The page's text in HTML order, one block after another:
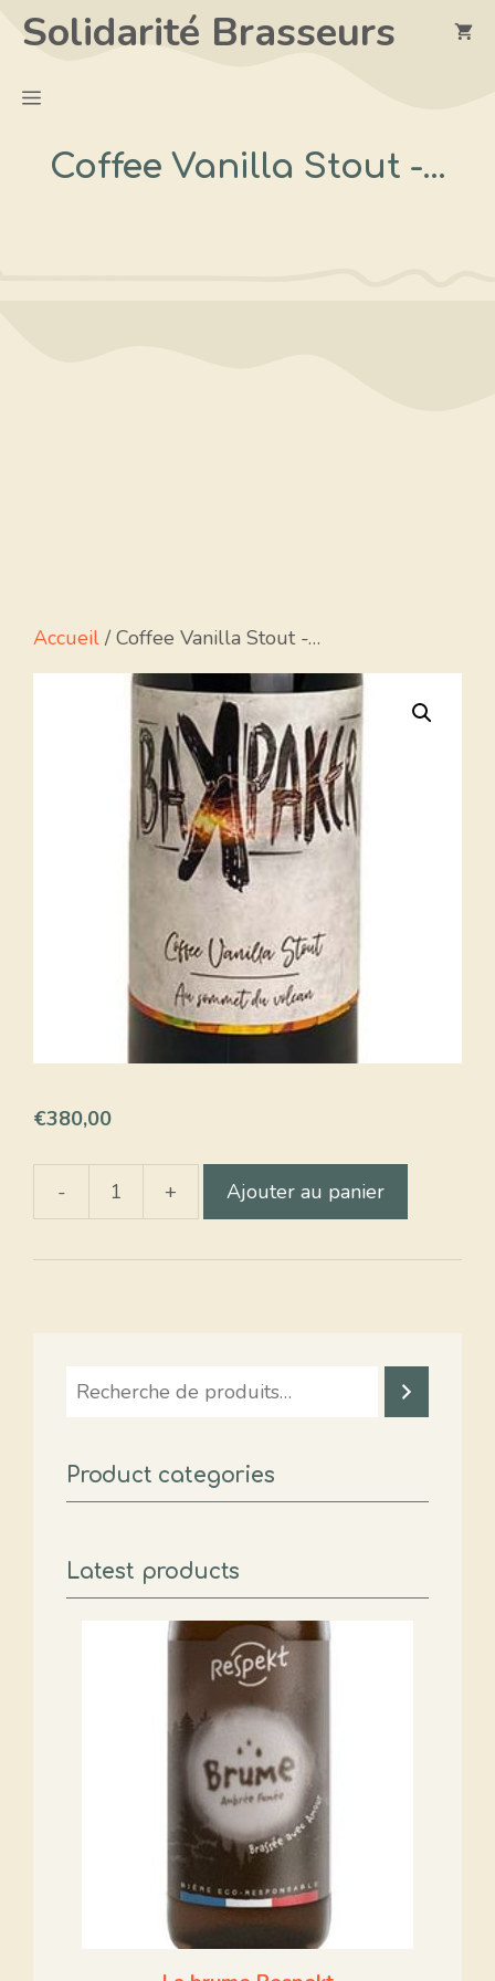
AllerSolidarité Brasseurs
Menu
Coffee Vanilla Stout -…
Accueil / Coffee Vanilla Stout -…
€380,00
-
quantité
Coffee
+ Ajouter au panier
Recherche
Product categories
Latest products